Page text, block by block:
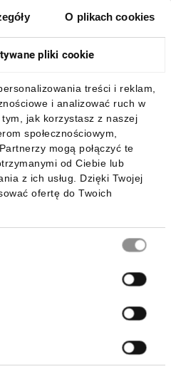
O plikach cookies
pliki cookie
treści i reklam,
i analizować ruch w
jak korzystasz z naszej
społecznościowym,
mogą połączyć te
od Ciebie lub
z ich usług. Dzięki Twojej
ofertę do Twoich
aplikację mobilną: